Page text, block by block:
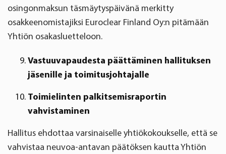
osingonmaksun täsmäytyspäivänä merkitty
osakkeenomistajiksi Euroclear Finland Oy:n pitämään
Yhtiön osakasluetteloon.
Vastuuvapaudesta päättäminen hallituksen
jäsenille ja toimitusjohtajalle
Toimielinten palkitsemisraportin
vahvistaminen
Hallitus ehdottaa varsinaiselle yhtiökokoukselle, että se
vahvistaa neuvoa-antavan päätöksen kautta Yhtiön